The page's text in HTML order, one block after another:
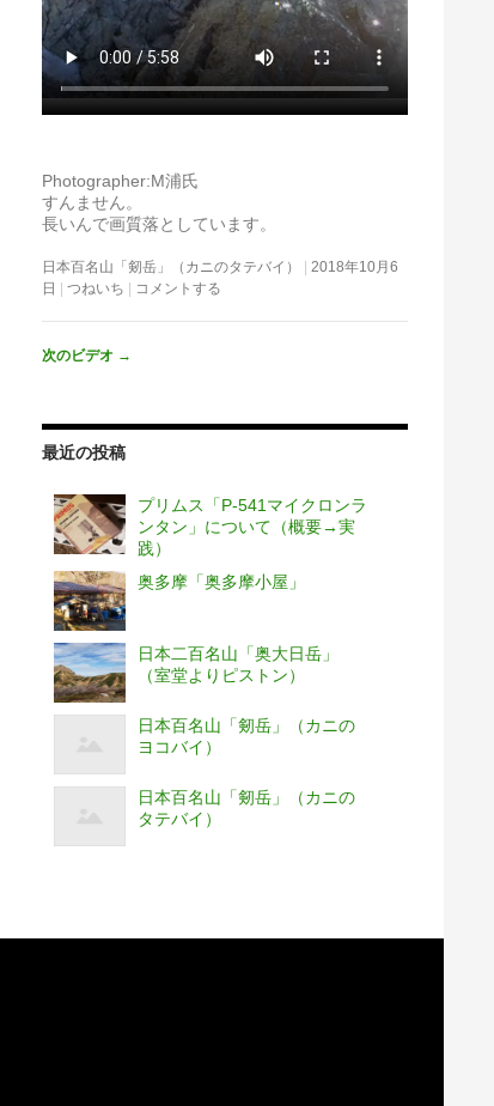
Photographer:M浦氏
すんません。
長いんで画質落としています。
日本百名山「剱岳」（カニのタテバイ）
2018年10月6
日
つねいち コメントする
次のビデオ →
最近の投稿
プリムス「P-541マイクロンラ
ンタン」について（概要→実
践）
奥多摩「奥多摩小屋」
日本二百名山「奥大日岳」
（室堂よりピストン）
日本百名山「剱岳」（カニの
ヨコバイ）
日本百名山「剱岳」（カニの
タテバイ）